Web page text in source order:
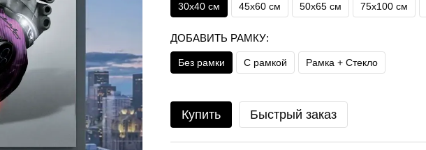
30х40 см 45х60 см 50х65 см 75х100 см
ДОБАВИТЬ РАМКУ:
Без рамки С рамкой Рамка + Стекло
Купить Быстрый заказ